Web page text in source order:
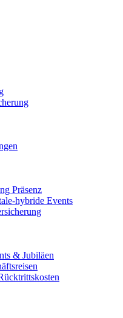
Präsenz
hybride Events
& Jubiläen